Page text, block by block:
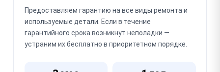
Предоставляем гарантию на все виды ремонта и
используемые детали. Если в течение
гарантийного срока возникнут неполадки —
устраним их бесплатно в приоритетном порядке.